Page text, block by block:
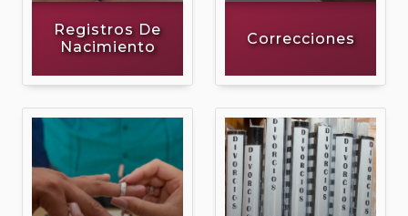
Registros De
Nacimiento
Correcciones